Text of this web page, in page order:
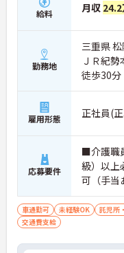
給料 月収
勤務地
三重県
ＪＲ紀勢
徒歩30分
雇用形態 正社員(
応募要件
■介護職
級）以上
可（手当
車通勤可 未経験OK 託児所
交通費支給